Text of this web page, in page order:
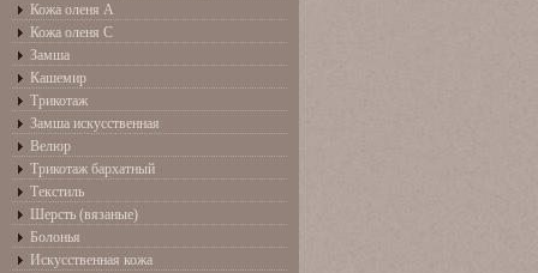
Кожа оленя А
Кожа оленя С
Замша
Кашемир
Трикотаж
Замша искусственная
Велюр
Трикотаж бархатный
Текстиль
Шерсть (вязаные)
Болонья
Искусственная кожа